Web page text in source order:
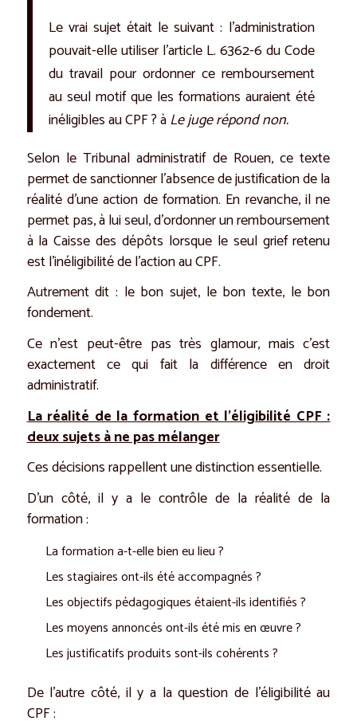
Le vrai sujet était le suivant : l’administration
pouvait-elle utiliser l’article L. 6362-6 du Code
du travail pour ordonner ce remboursement
au seul motif que les formations auraient été
inéligibles au CPF ? àLe juge répond non.
Selon le Tribunal administratif de Rouen, ce texte
permet de sanctionner l’absence de justification de la
réalité d’une action de formation. En revanche, il ne
permet pas, à lui seul, d’ordonner un remboursement
à la Caisse des dépôts lorsque le seul grief retenu
est l’inéligibilité de l’action au CPF.
Autrement dit : le bon sujet, le bon texte, le bon
fondement.
Ce n’est peut-être pas très glamour, mais c’est
exactement ce qui fait la différence en droit
administratif.
La réalité de la formation et l’éligibilité CPF :
deux sujets à ne pas mélanger
Ces décisions rappellent une distinction essentielle.
D’un côté, il y a le contrôle de la réalité de la
formation :
La formation a-t-elle bien eu lieu ?
Les stagiaires ont-ils été accompagnés ?
Les objectifs pédagogiques étaient-ils identifiés ?
Les moyens annoncés ont-ils été mis en œuvre ?
Les justificatifs produits sont-ils cohérents ?
De l’autre côté, il y a la question de l’éligibilité au
CPF :